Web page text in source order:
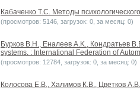
Кабаченко Т.С. Методы
(просмотров: 5146, загрузок: 0, за месяц: 0)
Бурков B.H., Еналеев A.K., Кондратьев
systems. : International Federation of
(просмотров: 12784, загрузок: 0, за месяц: 0)
Колосова Е.В., Халимов К.В., Цветков